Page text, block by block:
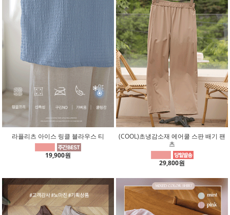
라플리츠 아이스 링클 블라우스 티
19,900원
(COOL)초냉감소재 에어쿨 스판 배기 팬
츠
29,800원